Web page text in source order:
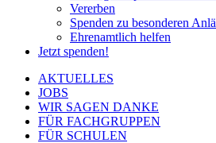
Vererben
Spenden zu besonderen
Ehrenamtlich helfen
Jetzt spenden!
AKTUELLES
JOBS
WIR SAGEN DANKE
FÜR FACHGRUPPEN
FÜR SCHULEN